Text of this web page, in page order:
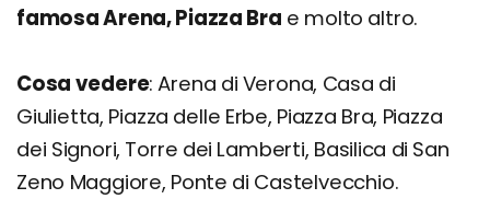
famosa Arena, Piazza Bra e molto altro.
Cosa vedere: Arena di Verona, Casa di
Giulietta, Piazza delle Erbe, Piazza Bra, Piazza
dei Signori, Torre dei Lamberti, Basilica di San
Zeno Maggiore, Ponte di Castelvecchio.